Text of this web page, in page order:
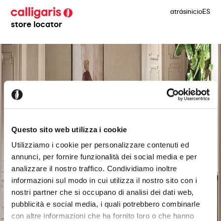
Questo sito web utilizza i cookie
Utilizziamo i cookie per personalizzare contenuti ed
annunci, per fornire funzionalità dei social media e per
analizzare il nostro traffico. Condividiamo inoltre
informazioni sul modo in cui utilizza il nostro sito con i
nostri partner che si occupano di analisi dei dati web,
pubblicità e social media, i quali potrebbero combinarle
con altre informazioni che ha fornito loro o che hanno
store locator
atrásinicioES